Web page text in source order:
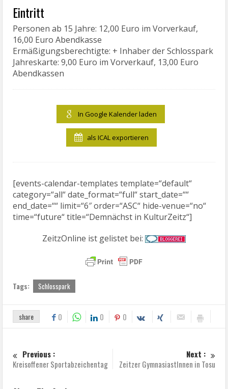
Eintritt
Personen ab 15 Jahre: 12,00 Euro im Vorverkauf,
16,00 Euro Abendkasse
Ermäßigungsberechtigte: + Inhaber der Schlosspark
Jahreskarte: 9,00 Euro im Vorverkauf, 13,00 Euro
Abendkassen
In Google Kalender laden
als ICAL exportieren
[events-calendar-templates template=“default“
category=“all“ date_format=“full“ start_date=““
end_date=““ limit=“6″ order=“ASC“ hide-venue=“no“
time=“future“ title=“Demnächst in KulturZeitz“]
ZeitzOnline ist gelistet bei:
Tags: Schlosspark
share 0 0 0
Previous :
Kreisoffener Sportabzeichentag
Next :
Zeitzer GymnasiastInnen in Tosu